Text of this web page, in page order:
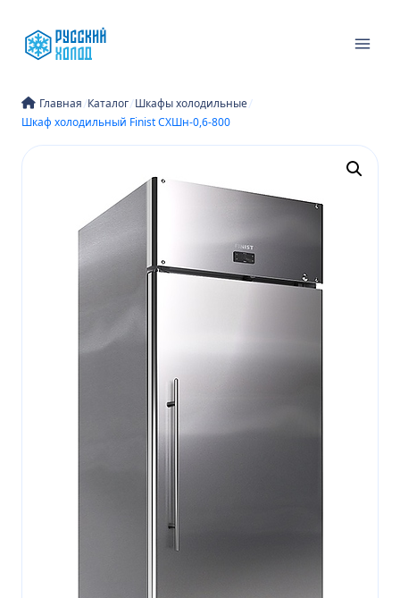
содержимому
Главная/Каталог/Шкафы холодильные/
Шкаф холодильный Finist CХШн-0,6-800